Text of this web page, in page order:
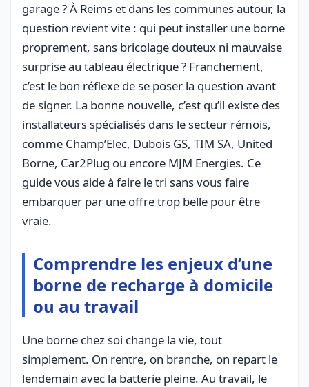
garage ? À Reims et dans les communes autour, la
question revient vite : qui peut installer une borne
proprement, sans bricolage douteux ni mauvaise
surprise au tableau électrique ? Franchement,
c’est le bon réflexe de se poser la question avant
de signer. La bonne nouvelle, c’est qu’il existe des
installateurs spécialisés dans le secteur rémois,
comme Champ’Elec, Dubois GS, TIM SA, United
Borne, Car2Plug ou encore MJM Energies. Ce
guide vous aide à faire le tri sans vous faire
embarquer par une offre trop belle pour être
vraie.
Comprendre les enjeux d’une
borne de recharge à domicile
ou au travail
Une borne chez soi change la vie, tout
simplement. On rentre, on branche, on repart le
lendemain avec la batterie pleine. Au travail, le